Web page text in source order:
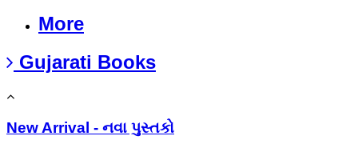
More
Gujarati Books
New Arrival - નવા પુસ્તકો